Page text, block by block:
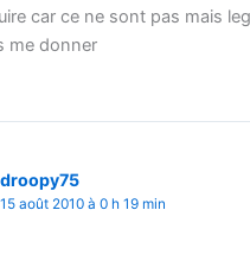
car ce ne sont pas mais
me donner
droopy75
15 août 2010 à 0 h 19 min